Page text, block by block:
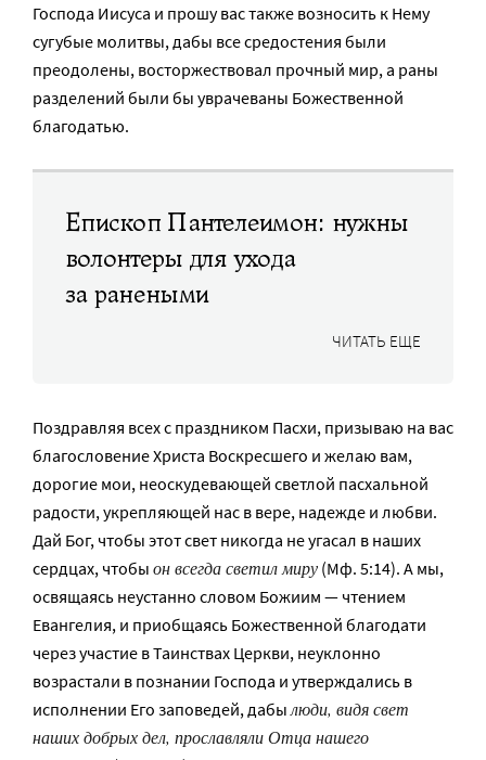
Господа Иисуса и прошу вас также возносить к Нему
сугубые молитвы, дабы все средостения были
преодолены, восторжествовал прочный мир, а раны
разделений были бы уврачеваны Божественной
благодатью.
Епископ Пантелеимон: нужны
волонтеры для ухода
за ранеными
ЧИТАТЬ ЕЩЕ
Поздравляя всех с праздником Пасхи, призываю на вас
благословение Христа Воскресшего и желаю вам,
дорогие мои, неоскудевающей светлой пасхальной
радости, укрепляющей нас в вере, надежде и любви.
Дай Бог, чтобы этот свет никогда не угасал в наших
сердцах, чтобы он всегда светил миру (Мф. 5:14). А мы,
освящаясь неустанно словом Божиим — чтением
Евангелия, и приобщаясь Божественной благодати
через участие в Таинствах Церкви, неуклонно
возрастали в познании Господа и утверждались в
исполнении Его заповедей, дабылюди, видя свет
наших добрых дел, прославляли Отца нашего